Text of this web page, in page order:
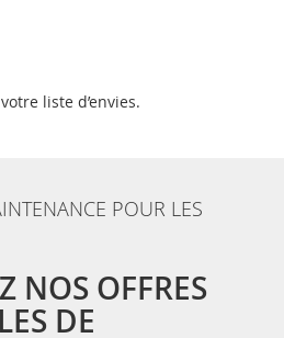
liste d’envies.
POUR LES
NOS OFFRES
DE